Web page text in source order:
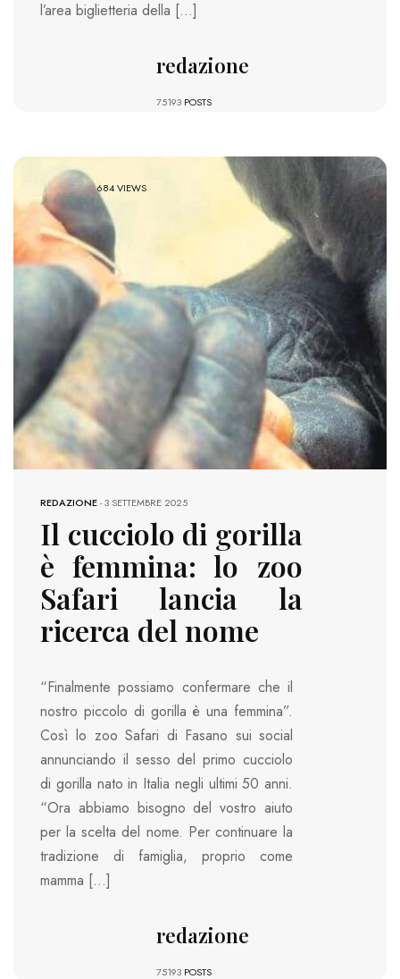
l’area biglietteria della […]
redazione
75193 POSTS
684 VIEWS
REDAZIONE-3 SETTEMBRE 2025
Il cucciolo di gorilla
è femmina: lo zoo
Safari lancia la
ricerca del nome
“Finalmente possiamo confermare che il
nostro piccolo di gorilla è una femmina”.
Così lo zoo Safari di Fasano sui social
annunciando il sesso del primo cucciolo
di gorilla nato in Italia negli ultimi 50 anni.
“Ora abbiamo bisogno del vostro aiuto
per la scelta del nome. Per continuare la
tradizione di famiglia, proprio come
mamma […]
redazione
75193 POSTS